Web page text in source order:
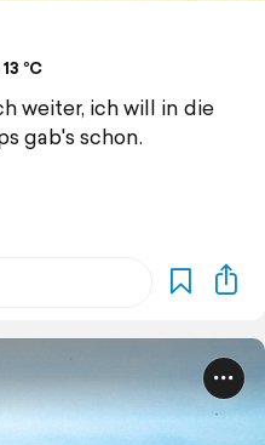
°C
weiter, ich will in die
gab's schon.